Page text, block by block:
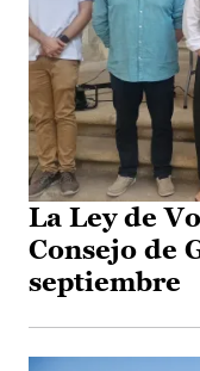
La Ley de
Consejo de
septiembre